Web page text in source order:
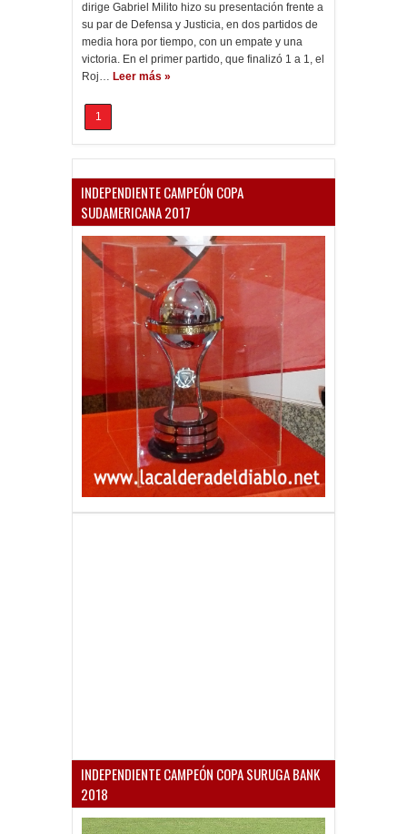
dirige Gabriel Milito hizo su presentación frente a
su par de Defensa y Justicia, en dos partidos de
media hora por tiempo, con un empate y una
victoria. En el primer partido, que finalizó 1 a 1, el
Roj… Leer más »
1
INDEPENDIENTE CAMPEÓN COPA
SUDAMERICANA 2017
INDEPENDIENTE CAMPEÓN COPA SURUGA BANK
2018